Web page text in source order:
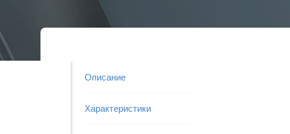
Описание
Характеристики